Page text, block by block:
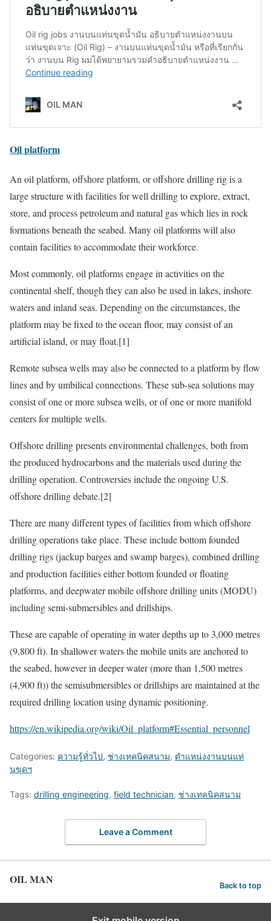
Oil platform
An oil platform, offshore platform, or offshore drilling rig is a
large structure with facilities for well drilling to explore, extract,
store, and process petroleum and natural gas which lies in rock
formations beneath the seabed. Many oil platforms will also
contain facilities to accommodate their workforce.
Most commonly, oil platforms engage in activities on the
continental shelf, though they can also be used in lakes, inshore
waters and inland seas. Depending on the circumstances, the
platform may be fixed to the ocean floor, may consist of an
artificial island, or may float.[1]
Remote subsea wells may also be connected to a platform by flow
lines and by umbilical connections. These sub-sea solutions may
consist of one or more subsea wells, or of one or more manifold
centers for multiple wells.
Offshore drilling presents environmental challenges, both from
the produced hydrocarbons and the materials used during the
drilling operation. Controversies include the ongoing U.S.
offshore drilling debate.[2]
There are many different types of facilities from which offshore
drilling operations take place. These include bottom founded
drilling rigs (jackup barges and swamp barges), combined drilling
and production facilities either bottom founded or floating
platforms, and deepwater mobile offshore drilling units (MODU)
including semi-submersibles and drillships.
These are capable of operating in water depths up to 3,000 metres
(9,800 ft). In shallower waters the mobile units are anchored to
the seabed, however in deeper water (more than 1,500 metres
(4,900 ft)) the semisubmersibles or drillships are maintained at the
required drilling location using dynamic positioning.
https://en.wikipedia.org/wiki/Oil_platform#Essential_personnel
Categories: ความรู้ทั่วไป, ช่างเทคนิคสนาม, ตำแหน่งงานบนแท่
นขุดฯ
Tags: drilling engineering, field technician, ช่างเทคนิคสนาม
Leave a Comment
OIL MAN Back to top